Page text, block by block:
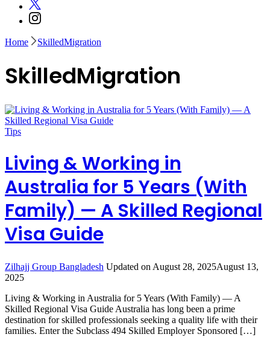
Home SkilledMigration
SkilledMigration
Tips
Living & Working in
Australia for 5 Years (With
Family) — A Skilled Regional
Visa Guide
Zilhajj Group Bangladesh Updated on August 28, 2025August 13,
2025
Living & Working in Australia for 5 Years (With Family) — A
Skilled Regional Visa Guide Australia has long been a prime
destination for skilled professionals seeking a quality life with their
families. Enter the Subclass 494 Skilled Employer Sponsored […]